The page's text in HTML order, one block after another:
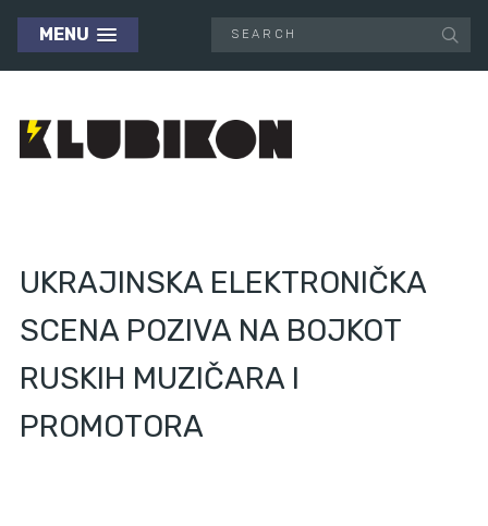
MENU
UKRAJINSKA ELEKTRONIČKA
SCENA POZIVA NA BOJKOT
RUSKIH MUZIČARA I
PROMOTORA